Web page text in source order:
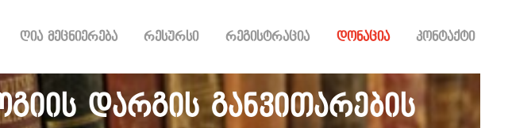
ღია მეცნიერება რესურსი რეგისტრაცია დონაცია კონტაქტი
დარგის განვითარების